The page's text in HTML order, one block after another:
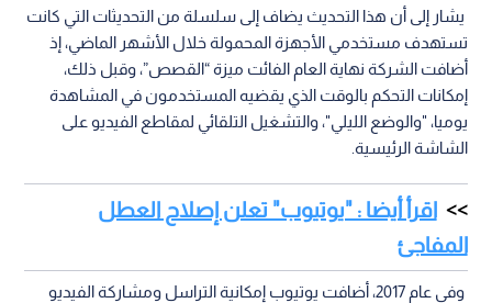
يشار إلى أن هذا التحديث يضاف إلى سلسلة من التحديثات التي كانت
تستهدف مستخدمي الأجهزة المحمولة خلال الأشهر الماضي، إذ
أضافت الشركة نهاية العام الفائت ميزة “القصص”، وقبل ذلك،
إمكانات التحكم بالوقت الذي يقضيه المستخدمون في المشاهدة
يوميا، "والوضع الليلي"، والتشغيل التلقائي لمقاطع الفيديو على
الشاشة الرئيسية.
اقرأ أيضا : "يوتيوب" تعلن إصلاح العطل
المفاجئ
وفي عام 2017، أضافت يوتيوب إمكانية التراسل ومشاركة الفيديو